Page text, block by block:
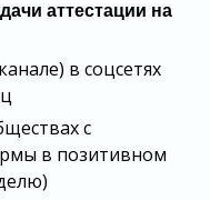
аттестации на
в соцсетях
с
в позитивном